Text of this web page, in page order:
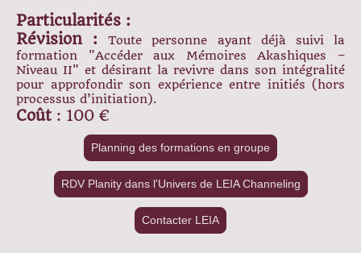
Particularités :
Révision :
Toute personne ayant déjà suivi la
formation "Accéder aux Mémoires Akashiques –
Niveau II" et désirant la revivre dans son intégralité
pour approfondir son expérience entre initiés (hors
processus d’initiation).
Coût : 100 €
Planning des formations en groupe
RDV Planity dans l'Univers de LEIA Channeling
Contacter LEIA